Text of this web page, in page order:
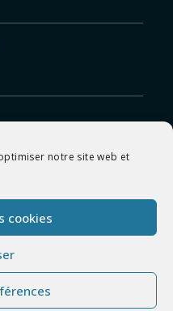
notre site web et
cookies